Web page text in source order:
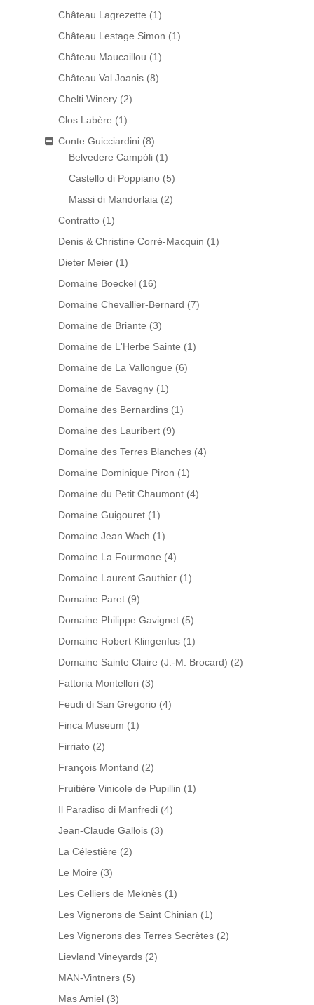
Château Lagrezette (1)
Château Lestage Simon (1)
Château Maucaillou (1)
Château Val Joanis (8)
Chelti Winery (2)
Clos Labère (1)
Conte Guicciardini (8)
Belvedere Campóli (1)
Castello di Poppiano (5)
Massi di Mandorlaia (2)
Contratto (1)
Denis & Christine Corré-Macquin (1)
Dieter Meier (1)
Domaine Boeckel (16)
Domaine Chevallier-Bernard (7)
Domaine de Briante (3)
Domaine de L'Herbe Sainte (1)
Domaine de La Vallongue (6)
Domaine de Savagny (1)
Domaine des Bernardins (1)
Domaine des Lauribert (9)
Domaine des Terres Blanches (4)
Domaine Dominique Piron (1)
Domaine du Petit Chaumont (4)
Domaine Guigouret (1)
Domaine Jean Wach (1)
Domaine La Fourmone (4)
Domaine Laurent Gauthier (1)
Domaine Paret (9)
Domaine Philippe Gavignet (5)
Domaine Robert Klingenfus (1)
Domaine Sainte Claire (J.-M. Brocard) (2)
Fattoria Montellori (3)
Feudi di San Gregorio (4)
Finca Museum (1)
Firriato (2)
François Montand (2)
Fruitière Vinicole de Pupillin (1)
Il Paradiso di Manfredi (4)
Jean-Claude Gallois (3)
La Célestière (2)
Le Moire (3)
Les Celliers de Meknès (1)
Les Vignerons de Saint Chinian (1)
Les Vignerons des Terres Secrètes (2)
Lievland Vineyards (2)
MAN-Vintners (5)
Mas Amiel (3)